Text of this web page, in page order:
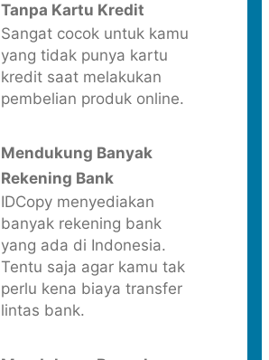
Tanpa Kartu Kredit
Sangat cocok untuk kamu
yang tidak punya kartu
kredit saat melakukan
pembelian produk online.
Mendukung Banyak
Rekening Bank
IDCopy menyediakan
banyak rekening bank
yang ada di Indonesia.
Tentu saja agar kamu tak
perlu kena biaya transfer
lintas bank.